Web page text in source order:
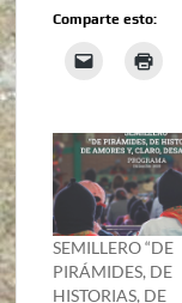
Comparte esto:
SEMILLERO “DE
PIRÁMIDES, DE
HISTORIAS, DE